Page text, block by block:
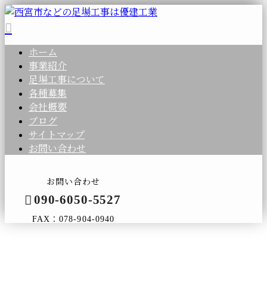
ホーム
事業紹介
足場工事について
各種募集
会社概要
ブログ
サイトマップ
お問い合わせ
お問い合わせ
090-6050-5527
FAX：078-904-0940